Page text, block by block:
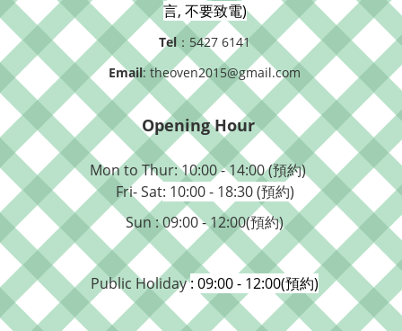
言, 不要致電)
Tel：5427 6141
Email: theoven2015@gmail.com
Opening Hour
Mon to Thur: 10:00 - 14:00 (預約)
Fri- Sat: 10:00 - 18:30 (預約)
Sun : 09:00 - 12:00(預約)
Public Holiday: 09:00 - 12:00(預約)